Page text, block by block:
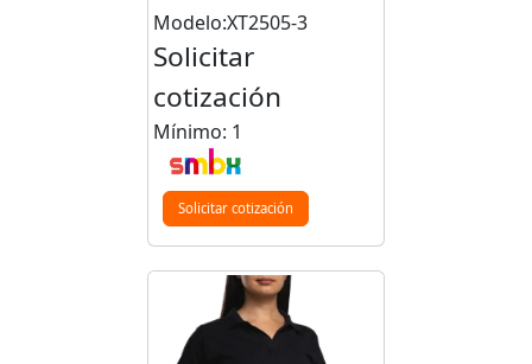
Modelo:XT2505-3
Solicitar
cotización
Mínimo: 1
Solicitar cotización